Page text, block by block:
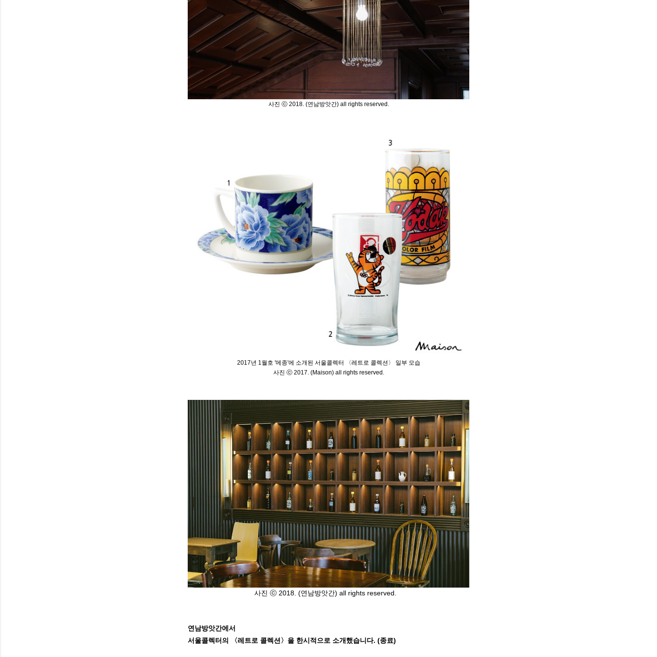
사진 ⓒ 2018. (연남방앗간) all rights reserved.
2017년 1월호 '메종'에 소개된 서울콜렉터 〈레트로 콜렉션 〉 일부 모습
사진 ⓒ 2017. (Maison) all rights reserved.
사진 ⓒ 2018. (연남방앗간) all rights reserved.
연남방앗간에서
서울콜렉터의
〈레트로 콜렉션 〉을 한시적으로 소개했습니다. (종료)